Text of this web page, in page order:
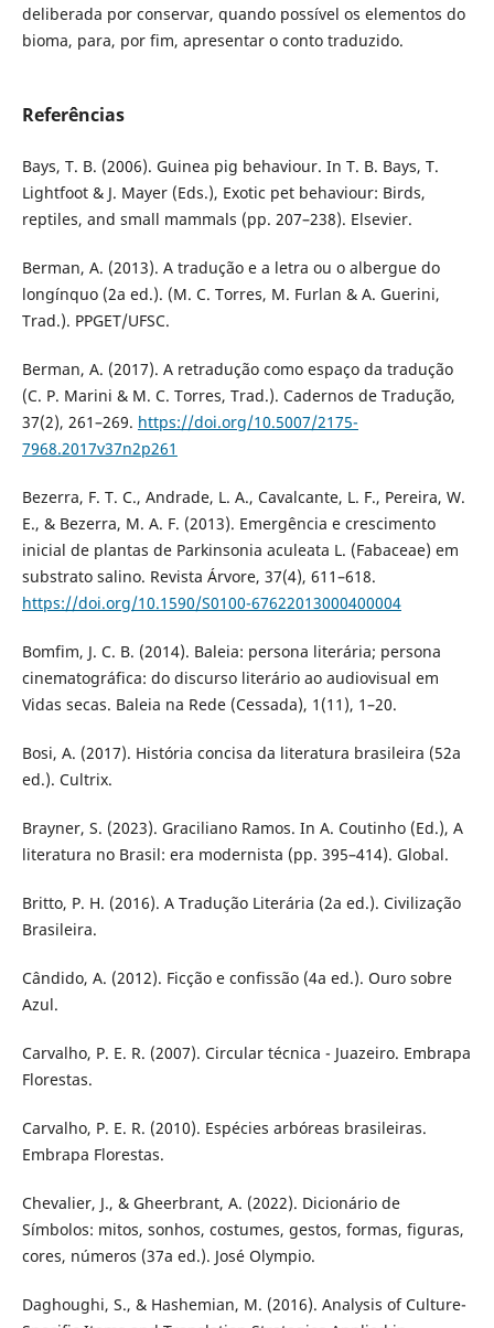
deliberada por conservar, quando possível os elementos do
bioma, para, por fim, apresentar o conto traduzido.
Referências
Bays, T. B. (2006). Guinea pig behaviour. In T. B. Bays, T.
Lightfoot & J. Mayer (Eds.), Exotic pet behaviour: Birds,
reptiles, and small mammals (pp. 207–238). Elsevier.
Berman, A. (2013). A tradução e a letra ou o albergue do
longínquo (2a ed.). (M. C. Torres, M. Furlan & A. Guerini,
Trad.). PPGET/UFSC.
Berman, A. (2017). A retradução como espaço da tradução
(C. P. Marini & M. C. Torres, Trad.). Cadernos de Tradução,
37(2), 261–269. https://doi.org/10.5007/2175-
7968.2017v37n2p261
Bezerra, F. T. C., Andrade, L. A., Cavalcante, L. F., Pereira, W.
E., & Bezerra, M. A. F. (2013). Emergência e crescimento
inicial de plantas de Parkinsonia aculeata L. (Fabaceae) em
substrato salino. Revista Árvore, 37(4), 611–618.
https://doi.org/10.1590/S0100-67622013000400004
Bomfim, J. C. B. (2014). Baleia: persona literária; persona
cinematográfica: do discurso literário ao audiovisual em
Vidas secas. Baleia na Rede (Cessada), 1(11), 1–20.
Bosi, A. (2017). História concisa da literatura brasileira (52a
ed.). Cultrix.
Brayner, S. (2023). Graciliano Ramos. In A. Coutinho (Ed.), A
literatura no Brasil: era modernista (pp. 395–414). Global.
Britto, P. H. (2016). A Tradução Literária (2a ed.). Civilização
Brasileira.
Cândido, A. (2012). Ficção e confissão (4a ed.). Ouro sobre
Azul.
Carvalho, P. E. R. (2007). Circular técnica - Juazeiro. Embrapa
Florestas.
Carvalho, P. E. R. (2010). Espécies arbóreas brasileiras.
Embrapa Florestas.
Chevalier, J., & Gheerbrant, A. (2022). Dicionário de
Símbolos: mitos, sonhos, costumes, gestos, formas, figuras,
cores, números (37a ed.). José Olympio.
Daghoughi, S., & Hashemian, M. (2016). Analysis of Culture-